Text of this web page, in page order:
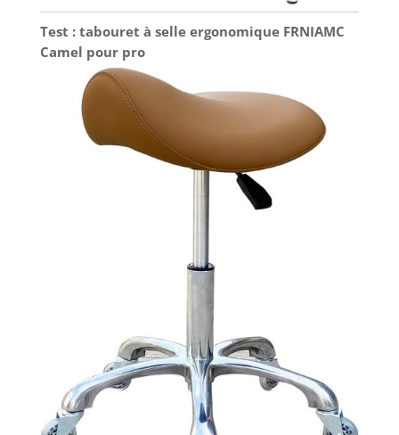
Test : tabouret à selle ergonomique FRNIAMC
Camel pour pro